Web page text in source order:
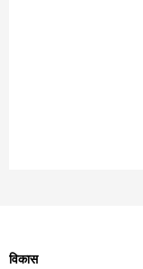
विकास